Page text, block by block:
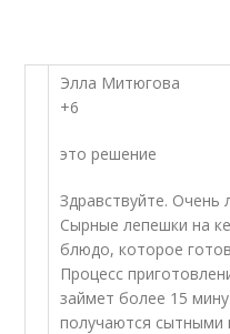
Элла Митюгова
+6
это решение
Здравствуйте.
Сырные лепешки на
блюдо, которое
Процесс
займет более 15
получаются сытными